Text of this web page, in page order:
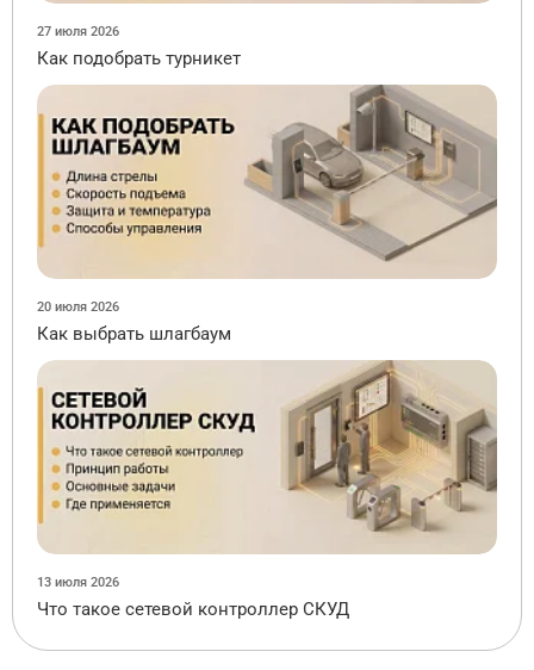
27 июля 2026
Как подобрать турникет
20 июля 2026
Как выбрать шлагбаум
13 июля 2026
Что такое сетевой контроллер СКУД